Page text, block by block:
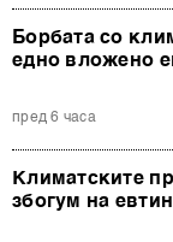
Борбата со
едно вложено
пред 6 часа
Климатските
збогум на